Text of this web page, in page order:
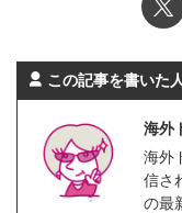
この記事を書いた人
海外
海外
信さ
の最